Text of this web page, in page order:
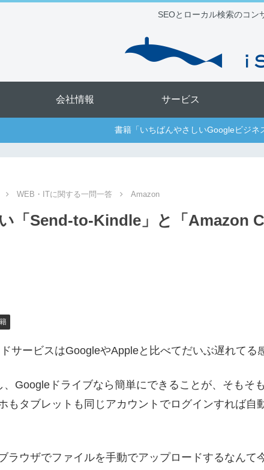
SEOとローカル検索のコン
会社情報 サービス
書籍「いちばんやさしいGoogleビジネ
WEB・ITに関する一問一答 Amazon
「Send-to-Kindle」と「Amazon
サービスはGoogleやAppleと比べてだいぶ遅れてる
、Googleドライブなら簡単にできることが、そも
もタブレットも同じアカウントでログインすれば
ラウザでファイルを手動でアップロードするなんて